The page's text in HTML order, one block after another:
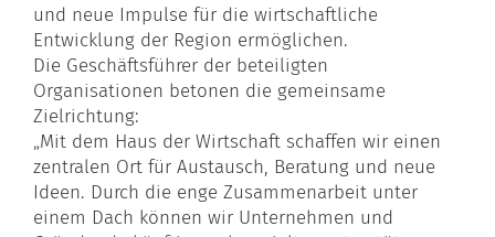
und neue Impulse für die wirtschaftliche
Entwicklung der Region ermöglichen.
Die Geschäftsführer der beteiligten
Organisationen betonen die gemeinsame
Zielrichtung:
„Mit dem Haus der Wirtschaft schaffen wir einen
zentralen Ort für Austausch, Beratung und neue
Ideen. Durch die enge Zusammenarbeit unter
einem Dach können wir Unternehmen und